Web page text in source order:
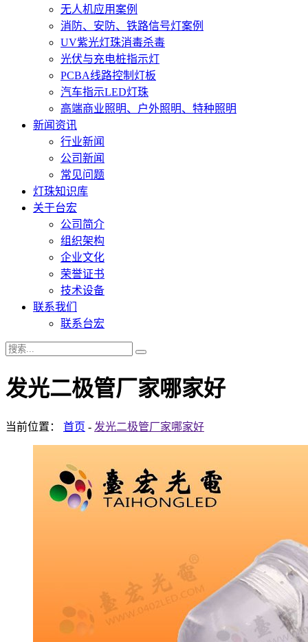
无人机应用案例
消防、安防、铁路信号灯案例
UV紫光灯珠消毒杀毒
光伏与充电桩指示灯
PCBA线路控制灯板
汽车指示LED灯珠
高端商业照明、户外照明、特种照明
新闻资讯
行业新闻
公司新闻
常见问题
灯珠知识库
关于台宏
公司简介
组织架构
企业文化
荣誉证书
技术设备
联系我们
联系台宏
发光二极管厂家哪家好
当前位置： 首页 - 发光二极管厂家哪家好